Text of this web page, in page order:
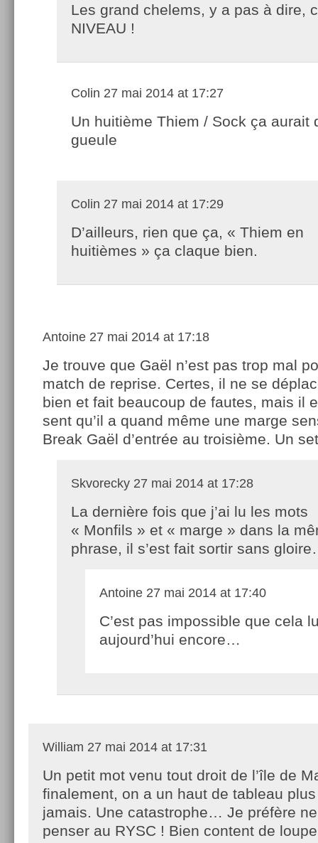
Les grand chelems, y a pas à dire,
NIVEAU !
Colin 27 mai 2014 at 17:27
Un huitième Thiem / Sock ça aurait
gueule
Colin 27 mai 2014 at 17:29
D’ailleurs, rien que ça, « Thiem en
huitièmes » ça claque bien.
Antoine 27 mai 2014 at 17:18
Je trouve que Gaël n’est pas trop mal
match de reprise. Certes, il ne se
bien et fait beaucoup de fautes, mais il
sent qu’il a quand même une marge
Break Gaël d’entrée au troisième. Un
Skvorecky 27 mai 2014 at 17:28
La dernière fois que j’ai lu les mots
« Monfils » et « marge » dans la
phrase, il s’est fait sortir sans
Antoine 27 mai 2014 at 17:40
C’est pas impossible que cela
aujourd’hui encore…
William 27 mai 2014 at 17:31
Un petit mot venu tout droit de l’île de
finalement, on a un haut de tableau
jamais. Une catastrophe… Je préfère
penser au RYSC ! Bien content de